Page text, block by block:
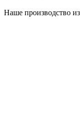
Наше производство